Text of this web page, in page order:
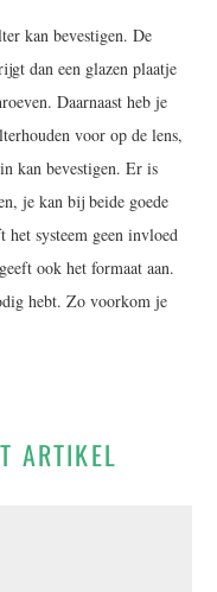
kan bevestigen. De
dan een glazen plaatje
Daarnaast heb je
voor op de lens,
kan bevestigen. Er is
je kan bij beide goede
het systeem geen invloed
ook het formaat aan.
hebt. Zo voorkom je
ARTIKEL